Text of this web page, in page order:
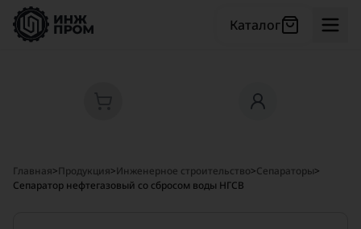
Каталог
Главная>Продукция>Инженерное строительство>Сепараторы>
Сепаратор нефтегазовый со сбросом воды НГСВ